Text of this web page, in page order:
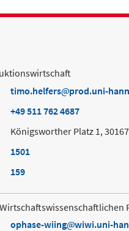
timo.helfers
prod.uni-
+49 511 762 4687
Königsworther Platz 1,
1501
159
ophase-wiing
wiwi.uni-